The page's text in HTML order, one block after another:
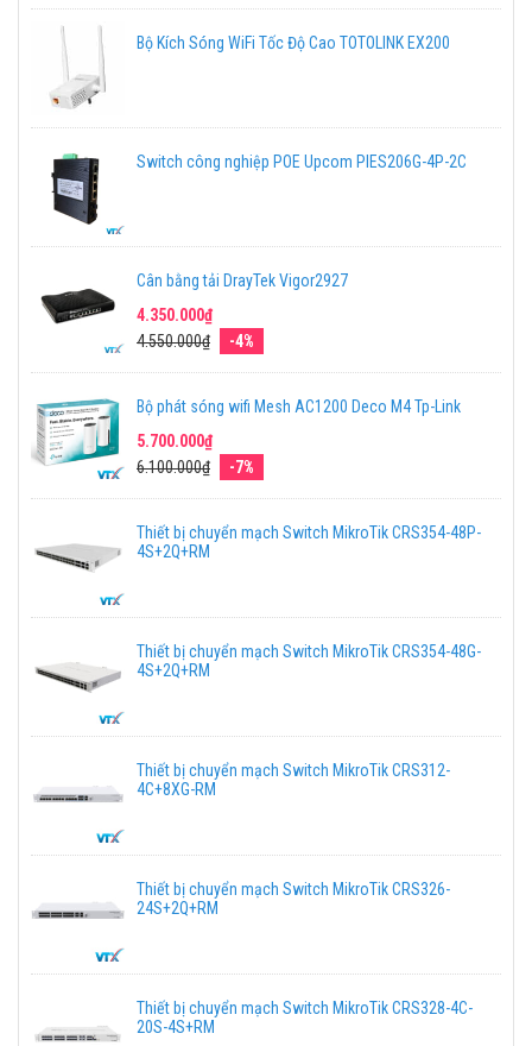
Bộ Kích Sóng WiFi Tốc Độ Cao TOTOLINK EX200
Switch công nghiệp POE Upcom PIES206G-4P-2C
Cân bằng tải DrayTek Vigor2927
4.350.000₫
4.550.000₫
-4%
Bộ phát sóng wifi Mesh AC1200 Deco M4 Tp-Link
5.700.000₫
6.100.000₫
-7%
Thiết bị chuyển mạch Switch MikroTik CRS354-48P-
4S+2Q+RM
Thiết bị chuyển mạch Switch MikroTik CRS354-48G-
4S+2Q+RM
Thiết bị chuyển mạch Switch MikroTik CRS312-
4C+8XG-RM
Thiết bị chuyển mạch Switch MikroTik CRS326-
24S+2Q+RM
Thiết bị chuyển mạch Switch MikroTik CRS328-4C-
20S-4S+RM